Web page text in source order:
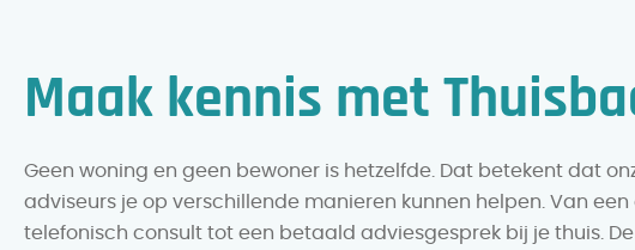
Maak kennis met
Geen woning en geen bewoner is hetzelfde. Dat betekent dat
adviseurs je op verschillende manieren kunnen helpen. Van
telefonisch consult tot een betaald adviesgesprek bij je thuis.